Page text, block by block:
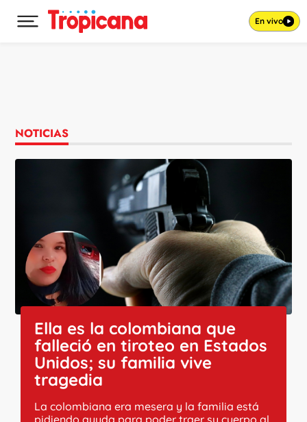
Desplegar menú principal En vivo
NOTICIAS
Ella es la colombiana que
falleció en tiroteo en Estados
Unidos; su familia vive
tragedia
La colombiana era mesera y la familia está